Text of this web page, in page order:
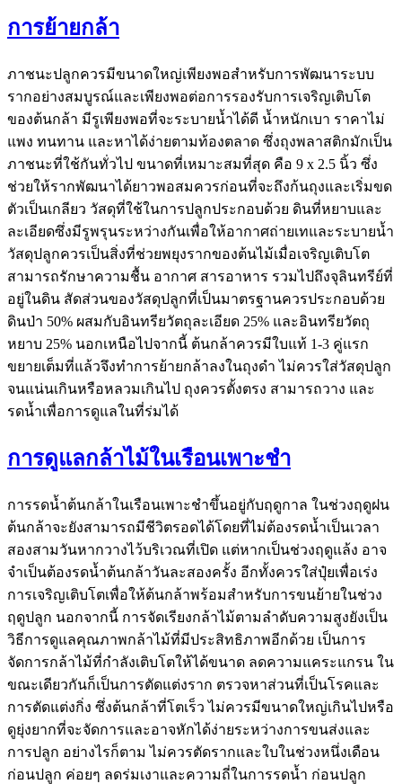
การย้ายกล้า
ภาชนะปลูกควรมีขนาดใหญ่เพียงพอสำหรับการพัฒนาระบบ
รากอย่างสมบูรณ์และเพียงพอต่อการรองรับการเจริญเติบโต
ของต้นกล้า มีรูเพียงพอที่จะระบายน้ำได้ดี น้ำหนักเบา ราคาไม่
แพง ทนทาน และหาได้ง่ายตามท้องตลาด ซึ่งถุงพลาสติกมักเป็น
ภาชนะที่ใช้กันทั่วไป ขนาดที่เหมาะสมที่สุด คือ 9 x 2.5 นิ้ว ซึ่ง
ช่วยให้รากพัฒนาได้ยาวพอสมควรก่อนที่จะถึงก้นถุงและเริ่มขด
ตัวเป็นเกลียว วัสดุที่ใช้ในการปลูกประกอบด้วย ดินที่หยาบและ
ละเอียดซึ่งมีรูพรุนระหว่างกันเพื่อให้อากาศถ่ายเทและระบายน้ำ
วัสดุปลูกควรเป็นสิ่งที่ช่วยพยุงรากของต้นไม้เมื่อเจริญเติบโต
สามารถรักษาความชื้น อากาศ สารอาหาร รวมไปถึงจุลินทรีย์ที่
อยู่ในดิน สัดส่วนของวัสดุปลูกที่เป็นมาตรฐานควรประกอบด้วย
ดินป่า 50% ผสมกับอินทรียวัตถุละเอียด 25% และอินทรียวัตถุ
หยาบ 25% นอกเหนือไปจากนี้ ต้นกล้าควรมีใบแท้ 1-3 คู่แรก
ขยายเต็มที่แล้วจึงทำการย้ายกล้าลงในถุงดำ ไม่ควรใส่วัสดุปลูก
จนแน่นเกินหรือหลวมเกินไป ถุงควรตั้งตรง สามารถวาง และ
รดน้ำเพื่อการดูแลในที่ร่มได้
การดูแลกล้าไม้ในเรือนเพาะชำ
การรดน้ำต้นกล้าในเรือนเพาะชำขึ้นอยู่กับฤดูกาล ในช่วงฤดูฝน
ต้นกล้าจะยังสามารถมีชีวิตรอดได้โดยที่ไม่ต้องรดน้ำเป็นเวลา
สองสามวันหากวางไว้บริเวณที่เปิด แต่หากเป็นช่วงฤดูแล้ง อาจ
จำเป็นต้องรดน้ำต้นกล้าวันละสองครั้ง อีกทั้งควรใส่ปุ๋ยเพื่อเร่ง
การเจริญเติบโตเพื่อให้ต้นกล้าพร้อมสำหรับการขนย้ายในช่วง
ฤดูปลูก นอกจากนี้ การจัดเรียงกล้าไม้ตามลำดับความสูงยังเป็น
วิธีการดูแลคุณภาพกล้าไม้ที่มีประสิทธิภาพอีกด้วย เป็นการ
จัดการกล้าไม้ที่กำลังเติบโตให้ได้ขนาด ลดความแคระแกรน ใน
ขณะเดียวกันก็เป็นการตัดแต่งราก ตรวจหาส่วนที่เป็นโรคและ
การตัดแต่งกิ่ง ซึ่งต้นกล้าที่โตเร็ว ไม่ควรมีขนาดใหญ่เกินไปหรือ
ดูยุ่งยากที่จะจัดการและอาจหักได้ง่ายระหว่างการขนส่งและ
การปลูก อย่างไรก็ตาม ไม่ควรตัดรากและใบในช่วงหนึ่งเดือน
ก่อนปลูก ค่อยๆ ลดร่มเงาและความถี่ในการรดน้ำ ก่อนปลูก